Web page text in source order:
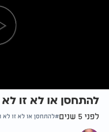
להתחסן או לא זו
לפני 5 שנים להתחסן או לא זו לא